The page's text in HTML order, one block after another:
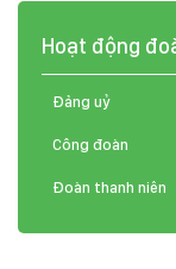
Hoạt động
Đảng uỷ
Công đoàn
Đoàn thanh niên